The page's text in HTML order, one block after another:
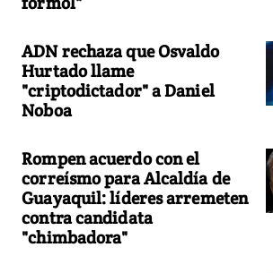
ADN rechaza que Osvaldo
Hurtado llame
"criptodictador" a Daniel
Noboa
Rompen acuerdo con el
correísmo para Alcaldía de
Guayaquil: líderes arremeten
contra candidata
"chimbadora"